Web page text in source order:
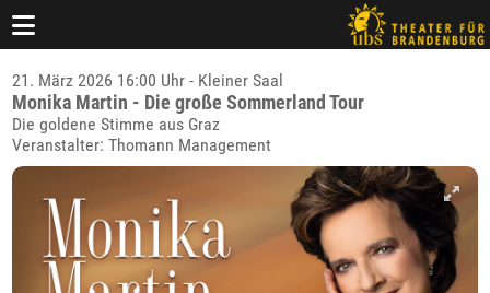
21. März 2026 16:00 Uhr - Kleiner Saal
Monika Martin - Die große Sommerland Tour
Die goldene Stimme aus Graz
Veranstalter: Thomann Management